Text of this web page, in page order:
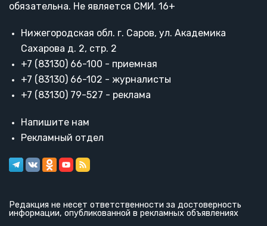
обязательна. Не является СМИ. 16+
Нижегородская обл. г. Саров, ул. Академика
Сахарова д. 2, стр. 2
+7 (83130) 66-100 - приемная
+7 (83130) 66-102 - журналисты
+7 (83130) 79-527 - реклама
Напишите нам
Рекламный отдел
Редакция не несет ответственности за достоверность
информации, опубликованной в рекламных объявлениях